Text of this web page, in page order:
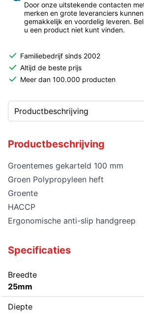
Door onze uitstekende contacten
merken en grote leveranciers
gemakkelijk en voordelig leveren.
u een product niet kunt vinden.
Familiebedrijf sinds 2002
Altijd de beste prijs
Meer dan 100.000 producten
Productbeschrijving
Groentemes gekarteld 100 mm
Groen Polypropyleen heft
Groente
HACCP
Ergonomische anti-slip handgreep
Specificaties
Breedte
25mm
Diepte